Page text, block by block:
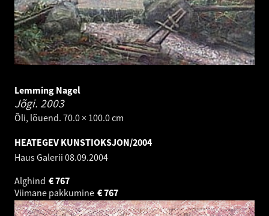
Lemming Nagel
Jõgi. 2003
Õli, lõuend. 70.0 × 100.0 cm
HEATEGEV KUNSTIOKSJON/2004
Haus Galerii 08.09.2004
Alghind
767
€
Viimane pakkumine
767
€